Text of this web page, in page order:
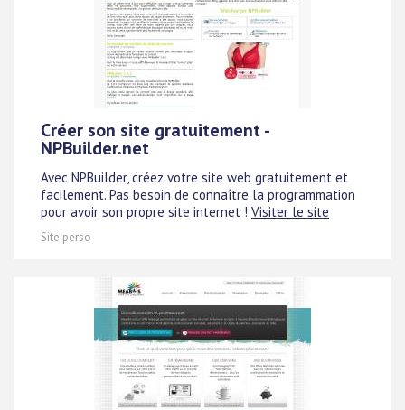
Créer son site gratuitement -
NPBuilder.net
Avec NPBuilder, créez votre site web gratuitement et
facilement. Pas besoin de connaître la programmation
pour avoir son propre site internet ! Visiter le site
Site perso